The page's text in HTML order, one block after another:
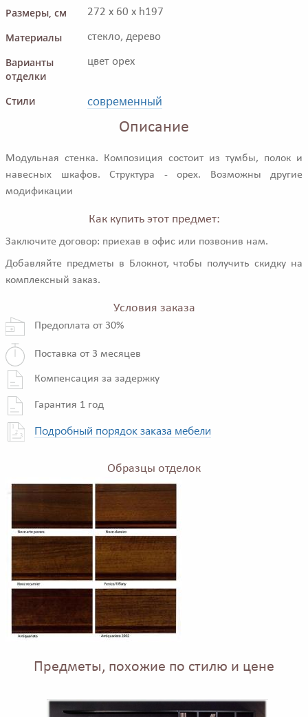
Размеры, см
272 x 60 x h197
Материалы стекло, дерево
Варианты
отделки
цвет орех
Стили современный
Описание
Модульная стенка. Композиция состоит из тумбы, полок и
навесных шкафов. Структура - орех. Возможны другие
модификации
Как купить этот предмет:
Заключите договор: приехав в офис или позвонив нам.
Добавляйте предметы в Блокнот, чтобы получить скидку на
комплексный заказ.
Условия заказа
Предоплата от 30%
Поставка от 3 месяцев
Компенсация за задержку
Гарантия 1 год
Подробный порядок заказа мебели
Образцы отделок
Предметы, похожие по стилю и цене